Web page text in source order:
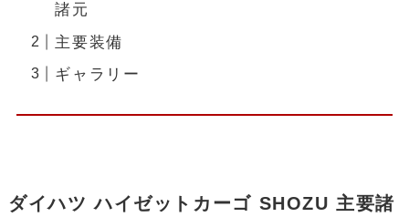
諸元
主要装備
ギャラリー
ダイハツ ハイゼットカーゴ SHOZU 主要諸